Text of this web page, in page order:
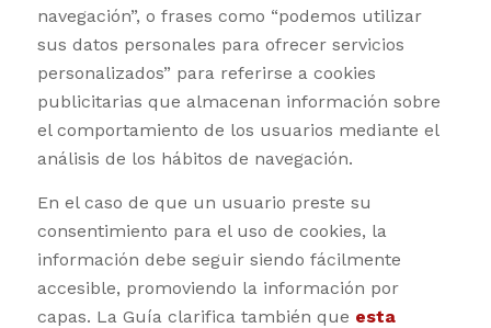
navegación”, o frases como “podemos utilizar
sus datos personales para ofrecer servicios
personalizados” para referirse a cookies
publicitarias que almacenan información sobre
el comportamiento de los usuarios mediante el
análisis de los hábitos de navegación.
En el caso de que un usuario preste su
consentimiento para el uso de cookies, la
información debe seguir siendo fácilmente
accesible, promoviendo la información por
capas. La Guía clarifica también que esta